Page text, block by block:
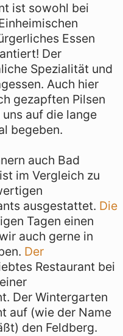
ist sowohl bei
Essen
Der
Spezialität und
Auch hier
gezapften Pilsen
auf die lange
begeben.
auch Bad
im Vergleich zu
ausgestattet. Die
Tagen einen
auch gerne in
Der
Restaurant bei
Der Wintergarten
auf (wie der Name
den Feldberg.